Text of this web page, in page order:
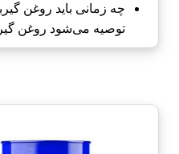
چه زمانی باید روغن
توصیه می‌شود روغن گیربکس را هر 40,000 تا 60,000 کیلومتر یا طبق